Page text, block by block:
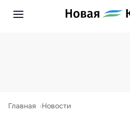
Главная Новости